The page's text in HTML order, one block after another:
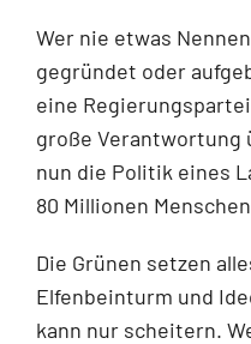
Wer nie etwas
gegründet oder
eine
große Verantwortung
nun die Politik eines
80 Millionen
Die Grünen setzen
Elfenbeinturm und
kann nur scheitern.